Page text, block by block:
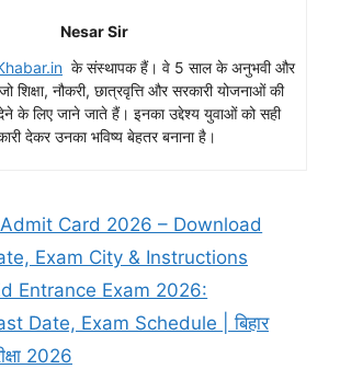
Nesar Sir
के संस्थापक हैं। वे 5 साल के अनुभवी और
शिक्षा, नौकरी, छात्रवृत्ति और सरकारी योजनाओं की
के लिए जाने जाते हैं। इनका उद्देश्य युवाओं को सही
देकर उनका भविष्य बेहतर बनाना है।
Card 2026 – Download
Exam City & Instructions
Entrance Exam 2026:
Date, Exam Schedule | बिहार
2026